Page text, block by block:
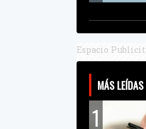
Espacio
MÁS
1